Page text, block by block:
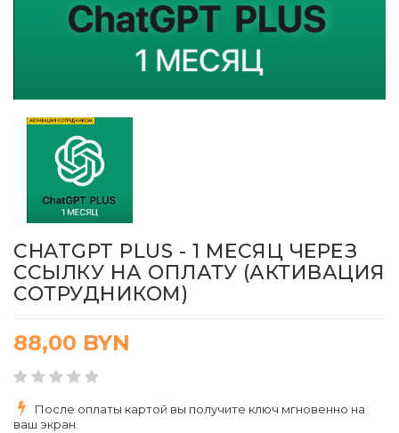
CHATGPT PLUS - 1 МЕСЯЦ ЧЕРЕЗ
ССЫЛКУ НА ОПЛАТУ (АКТИВАЦИЯ
СОТРУДНИКОМ)
88,00 BYN
После оплаты картой вы получите ключ мгновенно на
ваш экран.